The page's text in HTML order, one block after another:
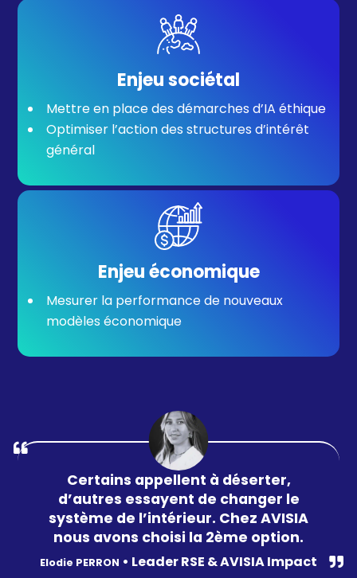
Enjeu sociétal
Mettre en place des démarches d’IA éthique
Optimiser l’action des structures d’intérêt
général
Enjeu économique
Mesurer la performance de nouveaux
modèles économique
Certains appellent à déserter,
d’autres essayent de changer le
système de l’intérieur. Chez AVISIA
nous avons choisi la 2ème option.
Elodie PERRON • Leader RSE & AVISIA Impact